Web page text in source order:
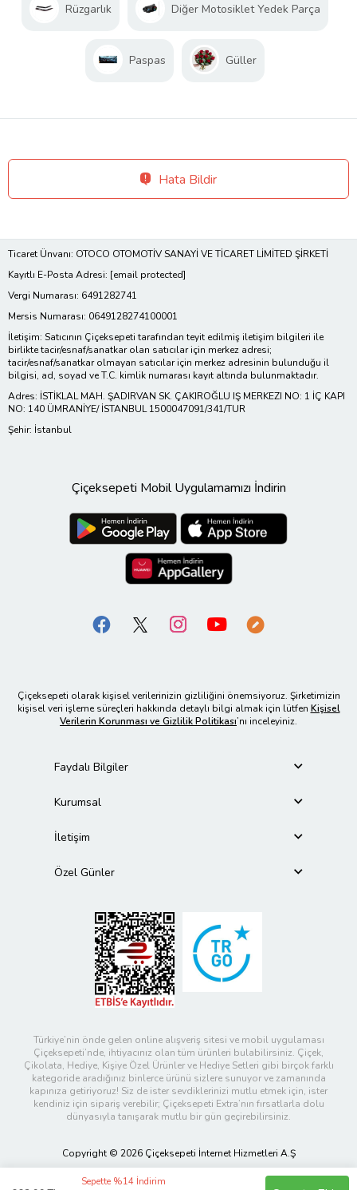
Sepette %14 İndirim
Rüzgarlık Diğer Motosiklet Yedek Parça
Paspas Güller
Hata Bildir
Ticaret Ünvanı: OTOCO OTOMOTİV SANAYİ VE TİCARET LİMİTED ŞİRKETİ
Kayıtlı E-Posta Adresi: [email protected]
Vergi Numarası: 6491282741
Mersis Numarası: 0649128274100001
İletişim: Satıcının Çiçeksepeti tarafından teyit edilmiş iletişim bilgileri ile
birlikte tacir/esnaf/sanatkar olan satıcılar için merkez adresi;
tacir/esnaf/sanatkar olmayan satıcılar için merkez adresinin bulunduğu il
bilgisi, ad, soyad ve T.C. kimlik numarası kayıt altında bulunmaktadır.
Adres: İSTİKLAL MAH. ŞADIRVAN SK. ÇAKIROĞLU IŞ MERKEZI NO: 1 İÇ KAPI
NO: 140 ÜMRANİYE/ İSTANBUL 1500047091/341/TUR
Şehir: İstanbul
Çiçeksepeti Mobil Uygulamamızı İndirin
Çiçeksepeti olarak kişisel verilerinizin gizliliğini önemsiyoruz. Şirketimizin
kişisel veri işleme süreçleri hakkında detaylı bilgi almak için lütfen Kişisel
Verilerin Korunması ve Gizlilik Politikası’nı inceleyiniz.
Faydalı Bilgiler
Kurumsal
İletişim
Özel Günler
Türkiye’nin önde gelen online alışveriş sitesi ve mobil uygulaması
Çiçeksepeti’nde, ihtiyacınız olan tüm ürünleri bulabilirsiniz. Çiçek,
Çikolata, Hediye, Kişiye Özel Ürünler ve Hediye Setleri gibi birçok farklı
kategoride aradığınız binlerce ürünü sizlere sunuyor ve zamanında
kapınıza getiriyoruz! Siz de ister sevdiklerinizi mutlu etmek için, ister
kendiniz için sipariş verebilir; Çiçeksepeti Extra’nın fırsatlarla dolu
dünyasıyla tanışarak mutlu bir gün geçirebilirsiniz.
Copyright © 2026 Çiçeksepeti İnternet Hizmetleri A.Ş